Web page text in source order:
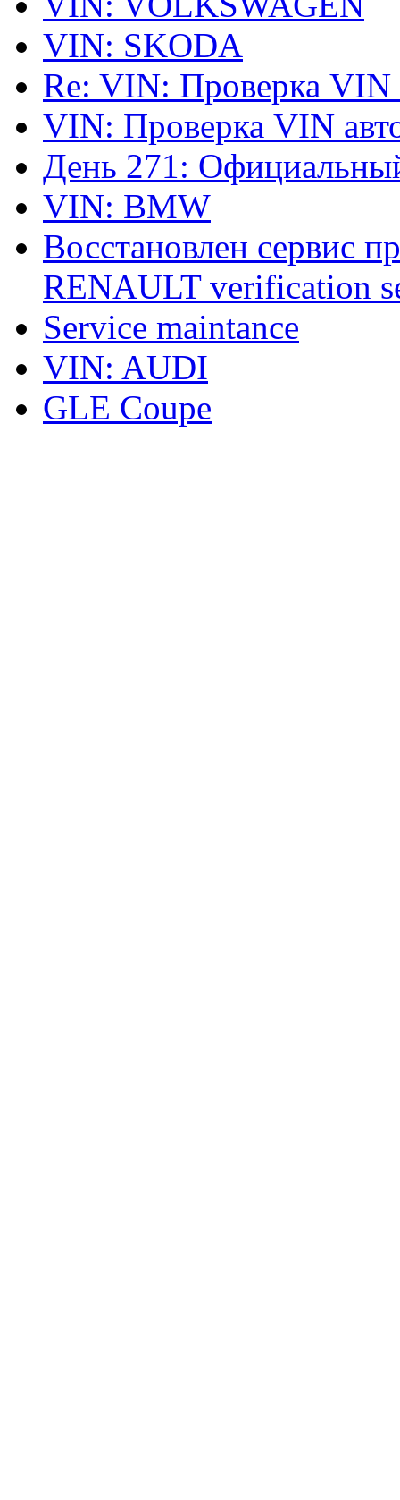
VIN: SKODA
Re: VIN: Проверка VIN
VIN: Проверка VIN
День 271:
VIN: BMW
Восстановлен сервис
RENAULT verification
Service maintance
VIN: AUDI
GLE Coupe